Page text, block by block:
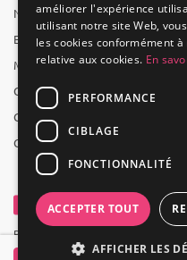
Nos partenaires
Espace presse
Mentions légales
CGV
CGU
Contact
Powered by Groupe 1001Salles
améliorer l'expérience
utilisant notre site Web,
les cookies conformément
relative aux cookies. En
PERFORMANCE
CIBLAGE
FONCTIONNALITÉ
ACCEPTER TOUT
AFFICHER LES